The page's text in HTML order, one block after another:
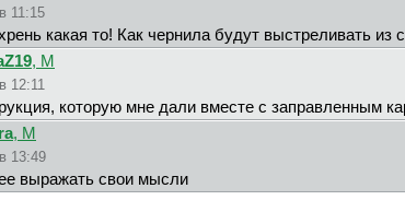
11:15
какая то! Как чернила будут выстреливать
, М
12:11
которую мне дали вместе с заправленным
, М
13:49
выражать свои мысли